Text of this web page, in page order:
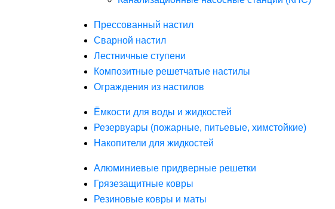
Прессованный настил
Сварной настил
Лестничные ступени
Композитные решетчатые настилы
Ограждения из настилов
Ёмкости для воды и жидкостей
Резервуары (пожарные, питьевые, химстойкие)
Накопители для жидкостей
Алюминиевые придверные решетки
Грязезащитные ковры
Резиновые ковры и маты